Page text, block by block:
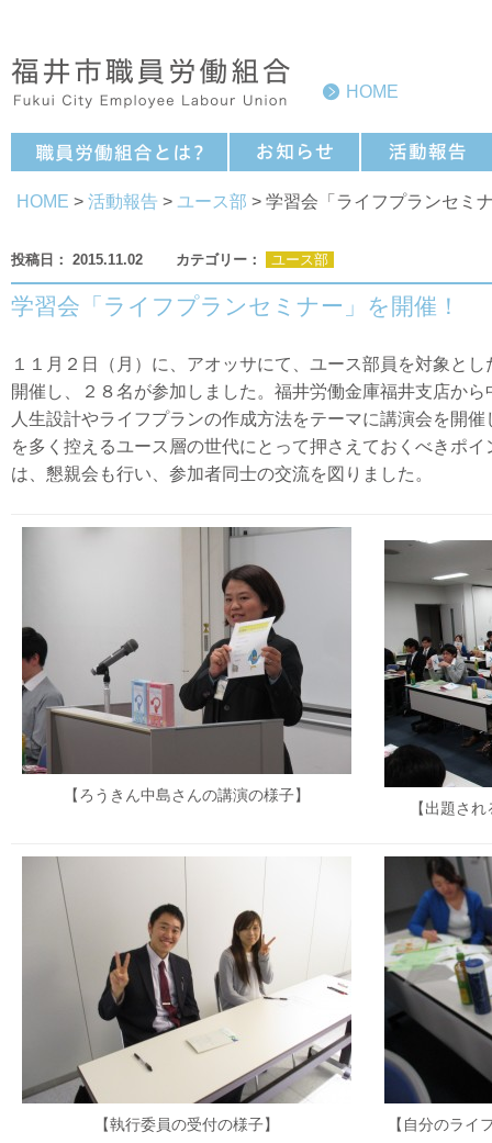
HOME
HOME > 活動報告 > ユース部 > 学習会「ライフプランセミ
2015.11.02 ユース部
学習会「ライフプランセミナー」を開催！
１１月２日（月）に、アオッサにて、ユース部員を対象と
開催し、２８名が参加しました。福井労働金庫福井支店か
人生設計やライフプランの作成方法をテーマに講演会を開
を多く控えるユース層の世代にとって押さえておくべきポ
は、懇親会も行い、参加者同士の交流を図りました。
【ろうきん中島さんの講演の様子】
【出題さ
【執行委員の受付の様子】 【自分のライ